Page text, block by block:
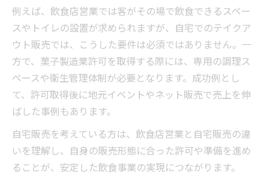
飲食店営業許可と手洗い設備の重要ポイン
ト
例えば、飲食店営業では客がその場で飲食できるスペー
スやトイレの設置が求められますが、自宅でのテイクア
ウト販売では、こうした要件は必須ではありません。一
方で、菓子製造業許可を取得する際には、専用の調理ス
ペースや衛生管理体制が必要となります。成功例とし
て、許可取得後に地元イベントやネット販売で売上を伸
ばした事例もあります。
自宅販売を考えている方は、飲食店営業と自宅販売の違
いを理解し、自身の販売形態に合った許可や準備を進め
ることが、安定した飲食事業の実現につながります。